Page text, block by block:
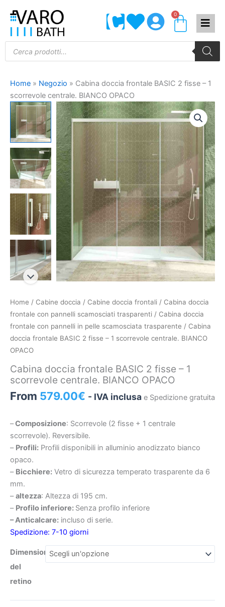
contenuto
0
€114.1
Products
search
Home » Negozio » Cabina doccia frontale BASIC 2 fisse – 1
scorrevole centrale. BIANCO OPACO
Home / Cabine doccia / Cabine doccia frontali / Cabina doccia
frontale con pannelli scamosciati trasparenti / Cabina doccia
frontale con pannelli in pelle scamosciata trasparente / Cabina
doccia frontale BASIC 2 fisse – 1 scorrevole centrale. BIANCO
OPACO
Cabina doccia frontale BASIC 2 fisse – 1
scorrevole centrale. BIANCO OPACO
From 579.00€ - IVA inclusa e Spedizione gratuita
–Composizione: Scorrevole (2 fisse + 1 centrale
scorrevole). Reversibile.
– Profili: Profili disponibili in alluminio anodizzato bianco
opaco.
– Bicchiere: Vetro di sicurezza temperato trasparente da 6
mm.
–altezza: Altezza di 195 cm.
– Profilo inferiore: Senza profilo inferiore
– Anticalcare: incluso di serie.
Spedizione: 7-10 giorni
Dimensioni
del
retino
Cabina
doccia
frontale
BASIC
2
–
1
scorrevole
BIANCO
OPACO
quantità